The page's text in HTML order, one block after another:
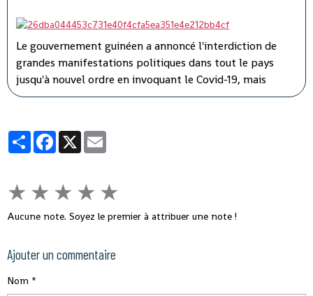
Le gouvernement guinéen a annoncé l'interdiction de
grandes manifestations politiques dans tout le pays
jusqu'à nouvel ordre en invoquant le Covid-19, mais
l'opposition a dénoncé une instrumentalisation de la
Alpha Condé.
PartagerFacebook
X
★ ★ ★ ★ ★
Aucune note. Soyez le premier à attribuer une note !
Ajouter un commentaire
Nom